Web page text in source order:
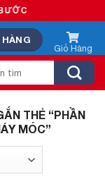
THẺ “PHẦN
MÓC”